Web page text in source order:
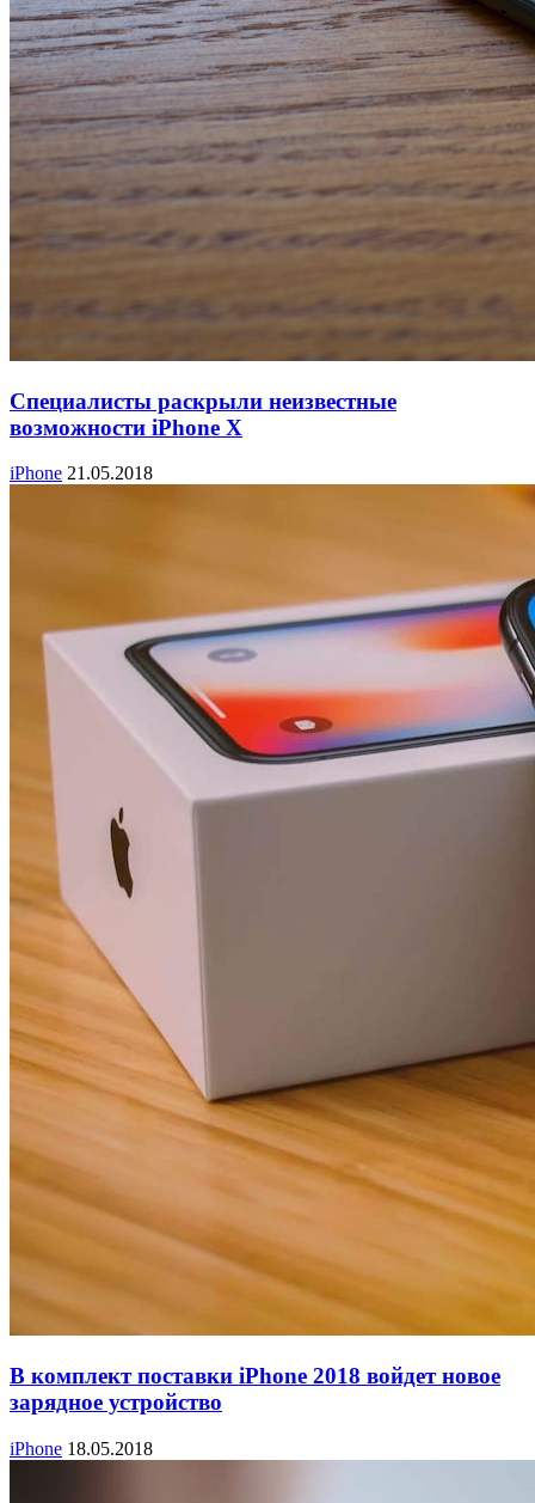
Специалисты раскрыли неизвестные
возможности iPhone X
iPhone 21.05.2018
В комплект поставки iPhone 2018 войдет новое
зарядное устройство
iPhone 18.05.2018